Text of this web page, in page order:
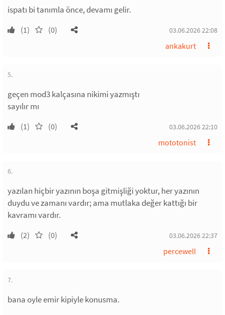
ispatı bi tanımla önce, devamı gelir.
(1) (0) 03.06.2026 22:08
ankakurt
5.
geçen mod3 kalçasına nikimi yazmıştı
sayılır mı
(1) (0) 03.06.2026 22:10
mototonist
6.
yazılan hiçbir yazının boşa gitmişliği yoktur, her yazının
duydu ve zamanı vardır; ama mutlaka değer kattığı bir
kavramı vardır.
(2) (0) 03.06.2026 22:37
percewell
7.
bana oyle emir kipiyle konusma.